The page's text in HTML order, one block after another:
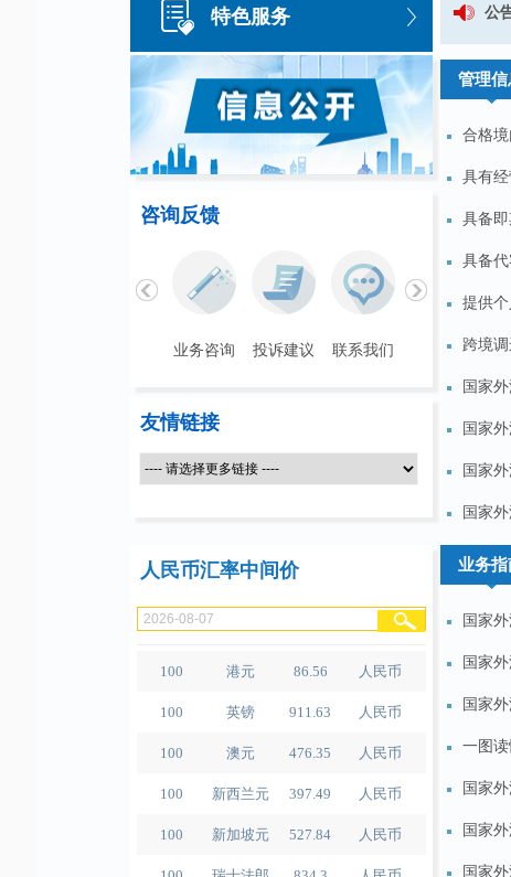
特色服务 河
河
公
关于公开征求《银行办理非金融企
关于公开征求《国家外汇管理局广
咨询反馈
业务咨询 投诉建议 联系我们 业务咨询 投
友情链接
管理信
合格
具有
具备
具备
提供
跨境
国家
国家
国家
国家
人民币汇率中间价
100 欧元 780.67
100 人民币
业务指
国家
国家
国家
一图
国家
国家
国家